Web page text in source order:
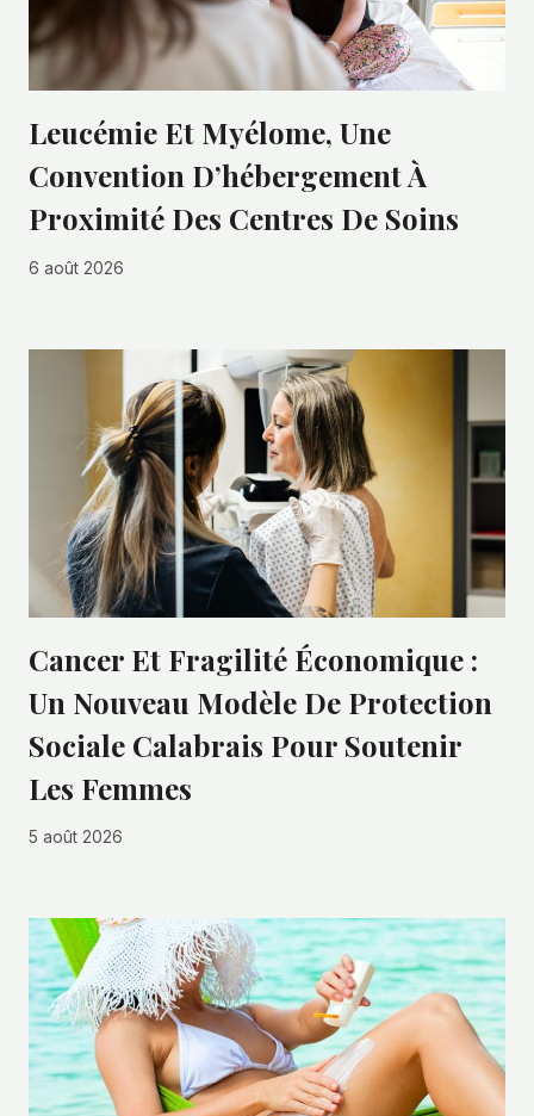
Leucémie Et Myélome, Une
Convention D’hébergement À
Proximité Des Centres De Soins
6 août 2026
Cancer Et Fragilité Économique :
Un Nouveau Modèle De Protection
Sociale Calabrais Pour Soutenir
Les Femmes
5 août 2026